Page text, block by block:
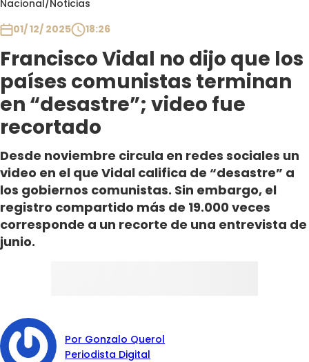
Nacional/Noticias
01/ 12/ 2025
18:26
Francisco Vidal no dijo que los
países comunistas terminan
en “desastre”; video fue
recortado
Desde noviembre circula en redes sociales un
video en el que Vidal califica de “desastre” a
los gobiernos comunistas. Sin embargo, el
registro compartido más de 19.000 veces
corresponde a un recorte de una entrevista de
junio.
Por Gonzalo Querol
Periodista Digital
Club De La Comedia
Contigo en Directo
Plan Perfecto
El Tiempo
Sabingo
Todos Los Programas